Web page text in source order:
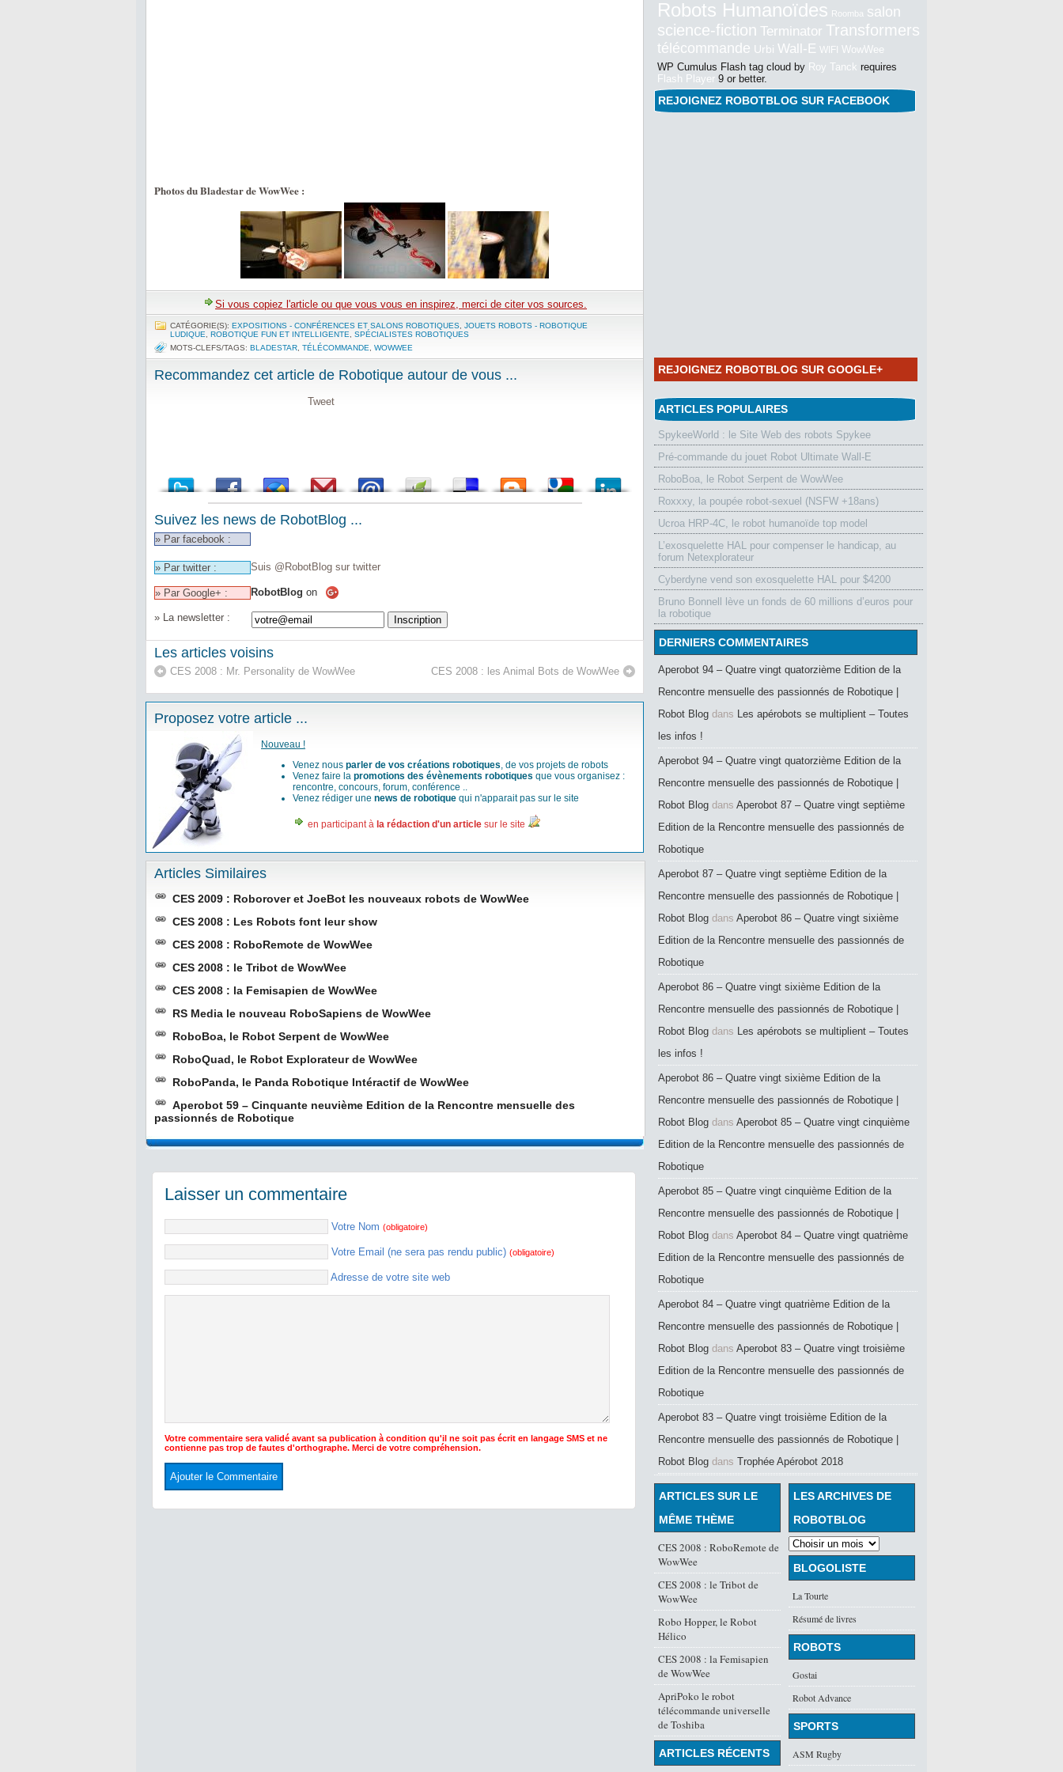
Photos du Bladestar de WowWee :
Si vous copiez l'article ou que vous vous en inspirez, merci de citer vos sources.
CATÉGORIE(S): EXPOSITIONS - CONFÉRENCES ET SALONS ROBOTIQUES JOUETS ROBOTS - ROBOTIQUE
LUDIQUE
ROBOTIQUE FUN ET INTELLIGENTE
SPÉCIALISTES ROBOTIQUES
MOTS-CLEFS/TAGS: BLADESTAR TÉLÉCOMMANDE WOWWEE
Recommandez cet article de Robotique autour de vous ...
Tweet
Suivez les news de RobotBlog ...
» Par facebook :
» Par twitter : Suis @RobotBlog sur twitter
» Par Google+ : RobotBlog on
» La newsletter :
Les articles voisins
CES 2008 : Mr. Personality de WowWee CES 2008 : les Animal Bots de WowWee
Proposez votre article ...
Nouveau !
Venez nous parler de vos créations robotiques, de vos projets de robots
Venez faire la promotions des évènements robotiques que vous organisez :
rencontre, concours, forum, conférence ..
Venez rédiger une news de robotique qui n'apparait pas sur le site
en participant à la rédaction d'un article sur le site
Articles Similaires
CES 2009 : Roborover et JoeBot les nouveaux robots de WowWee
CES 2008 : Les Robots font leur show
CES 2008 : RoboRemote de WowWee
CES 2008 : le Tribot de WowWee
CES 2008 : la Femisapien de WowWee
RS Media le nouveau RoboSapiens de WowWee
RoboBoa, le Robot Serpent de WowWee
RoboQuad, le Robot Explorateur de WowWee
RoboPanda, le Panda Robotique Intéractif de WowWee
Aperobot 59 – Cinquante neuvième Edition de la Rencontre mensuelle des
passionnés de Robotique
Laisser un commentaire
Votre Nom (obligatoire)
Votre Email (ne sera pas rendu public) (obligatoire)
Adresse de votre site web
Votre commentaire sera validé avant sa publication à condition qu'il ne soit pas écrit en langage SMS et ne
contienne pas trop de fautes d'orthographe. Merci de votre compréhension.
Robots Humanoïdes Roomba salon
science-fiction Terminator Transformers
télécommande Urbi Wall-E WIFI WowWee
WP Cumulus Flash tag cloud by Roy Tanck requires
Flash Player 9 or better.
REJOIGNEZ ROBOTBLOG SUR FACEBOOK
REJOIGNEZ ROBOTBLOG SUR GOOGLE+
ARTICLES POPULAIRES
SpykeeWorld : le Site Web des robots Spykee
Pré-commande du jouet Robot Ultimate Wall-E
RoboBoa, le Robot Serpent de WowWee
Roxxxy, la poupée robot-sexuel (NSFW +18ans)
Ucroa HRP-4C, le robot humanoïde top model
L’exosquelette HAL pour compenser le handicap, au
forum Netexplorateur
Cyberdyne vend son exosquelette HAL pour $4200
Bruno Bonnell lève un fonds de 60 millions d’euros pour
la robotique
DERNIERS COMMENTAIRES
Aperobot 94 – Quatre vingt quatorzième Edition de la
Rencontre mensuelle des passionnés de Robotique |
Robot Blog dans Les apérobots se multiplient – Toutes
les infos !
Aperobot 94 – Quatre vingt quatorzième Edition de la
Rencontre mensuelle des passionnés de Robotique |
Robot Blog dans Aperobot 87 – Quatre vingt septième
Edition de la Rencontre mensuelle des passionnés de
Robotique
Aperobot 87 – Quatre vingt septième Edition de la
Rencontre mensuelle des passionnés de Robotique |
Robot Blog dans Aperobot 86 – Quatre vingt sixième
Edition de la Rencontre mensuelle des passionnés de
Robotique
Aperobot 86 – Quatre vingt sixième Edition de la
Rencontre mensuelle des passionnés de Robotique |
Robot Blog dans Les apérobots se multiplient – Toutes
les infos !
Aperobot 86 – Quatre vingt sixième Edition de la
Rencontre mensuelle des passionnés de Robotique |
Robot Blog dans Aperobot 85 – Quatre vingt cinquième
Edition de la Rencontre mensuelle des passionnés de
Robotique
Aperobot 85 – Quatre vingt cinquième Edition de la
Rencontre mensuelle des passionnés de Robotique |
Robot Blog dans Aperobot 84 – Quatre vingt quatrième
Edition de la Rencontre mensuelle des passionnés de
Robotique
Aperobot 84 – Quatre vingt quatrième Edition de la
Rencontre mensuelle des passionnés de Robotique |
Robot Blog dans Aperobot 83 – Quatre vingt troisième
Edition de la Rencontre mensuelle des passionnés de
Robotique
Aperobot 83 – Quatre vingt troisième Edition de la
Rencontre mensuelle des passionnés de Robotique |
Robot Blog dans Trophée Apérobot 2018
LES ARCHIVES DE
ROBOTBLOG
BLOGOLISTE
La Tourte
Résumé de livres
ROBOTS
Gostai
Robot Advance
SPORTS
ASM Rugby
ARTICLES SUR LE
MÊME THÈME
CES 2008 : RoboRemote de
WowWee
CES 2008 : le Tribot de
WowWee
Robo Hopper, le Robot
Hélico
CES 2008 : la Femisapien
de WowWee
ApriPoko le robot
télécommande universelle
de Toshiba
ARTICLES RÉCENTS